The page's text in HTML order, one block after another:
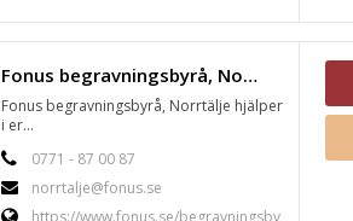
Fonus begravningsbyrå, Norrtälje
Fonus begravningsbyrå, Norrtälje hjälper
i er...
0771 - 87 00 87
norrtalje@fonus.se
https://www.fonus.se/begravningsby